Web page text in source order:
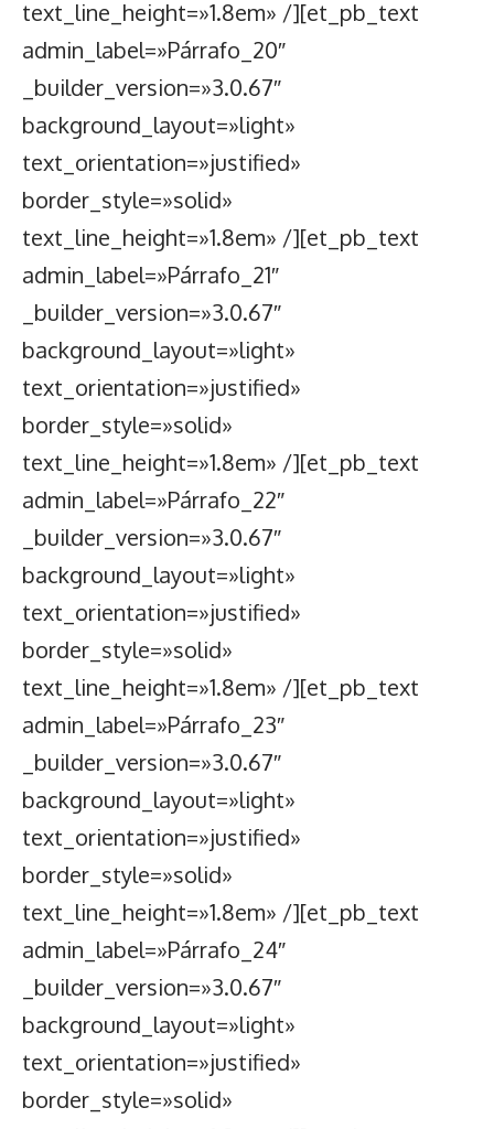
text_line_height=»1.8em» /][et_pb_text
admin_label=»Párrafo_20″
_builder_version=»3.0.67″
background_layout=»light»
text_orientation=»justified»
border_style=»solid»
text_line_height=»1.8em» /][et_pb_text
admin_label=»Párrafo_21″
_builder_version=»3.0.67″
background_layout=»light»
text_orientation=»justified»
border_style=»solid»
text_line_height=»1.8em» /][et_pb_text
admin_label=»Párrafo_22″
_builder_version=»3.0.67″
background_layout=»light»
text_orientation=»justified»
border_style=»solid»
text_line_height=»1.8em» /][et_pb_text
admin_label=»Párrafo_23″
_builder_version=»3.0.67″
background_layout=»light»
text_orientation=»justified»
border_style=»solid»
text_line_height=»1.8em» /][et_pb_text
admin_label=»Párrafo_24″
_builder_version=»3.0.67″
background_layout=»light»
text_orientation=»justified»
border_style=»solid»